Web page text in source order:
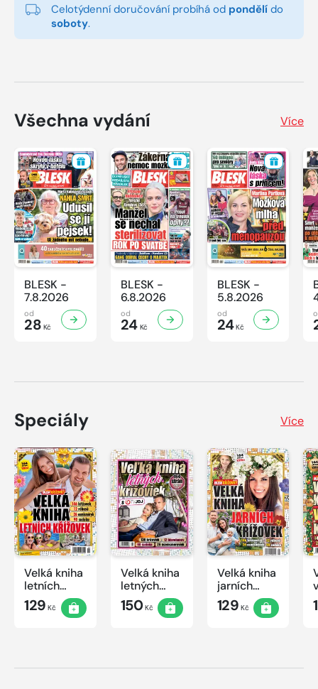
Celotýdenní doručování probíhá od pondělí do
soboty.
Všechna vydání Více
BLESK -
7.8.2026
od
28 Kč
BLESK -
6.8.2026
od
24Kč
BLESK -
5.8.2026
od
24Kč
Speciály Více
Velká kniha
letních
křížovek
2026
129 Kč
Velká kniha
letných
krížoviek s
TV JOJ
150Kč
Velká kniha
jarních
křížovek
2026
129 Kč